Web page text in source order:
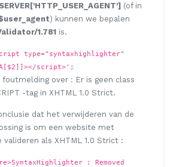
(of in
) kunnen we bepalen
1.781 is.
type="syntaxhighlighter"
script>';
over : Er is geen class
-tag in XHTML 1.0 Strict.
dat het verwijderen van de
is om een website met
als XHTML 1.0 Strict :
: Removed